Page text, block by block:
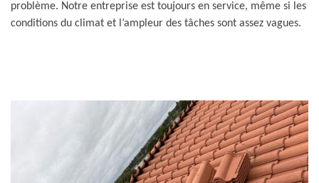
problème. Notre entreprise est toujours en service, même si les
conditions du climat et l’ampleur des tâches sont assez vagues.